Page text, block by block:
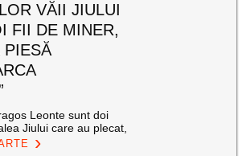
VĂII JIULUI
FII DE MINER,
PIESĂ
Leonte sunt doi
Jiului care au plecat,